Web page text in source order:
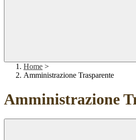
Home >
Amministrazione Trasparente
Amministrazione